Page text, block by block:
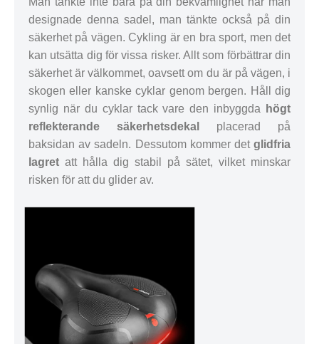
designade denna sadel, man tänkte också på din
säkerhet på vägen. Cykling är en bra sport, men det
kan utsätta dig för vissa risker. Allt som förbättrar din
säkerhet är välkommet, oavsett om du är på vägen, i
skogen eller kanske cyklar genom bergen. Håll dig
synlig när du cyklar tack vare den inbyggda
högt
reflekterande säkerhetsdekal
placerad på
baksidan av sadeln. Dessutom kommer det glidfria
lagret att hålla dig stabil på sätet, vilket minskar
risken för att du glider av.